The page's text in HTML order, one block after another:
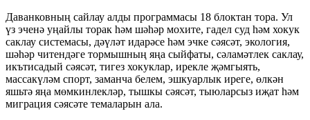
Даванковның сайлау алды программасы 18 блоктан тора. Ул
үз эченә уңайлы торак һәм шәһәр мохите, гадел суд һәм хокук
саклау системасы, дәүләт идарәсе һәм эчке сәясәт, экология,
шәһәр читендәге тормышның яңа сыйфаты, сәламәтлек саклау,
икътисадый сәясәт, тигез хокуклар, ирекле җәмгыять,
массакүләм спорт, заманча белем, эшкуарлык иреге, өлкән
яшьтә яңа мөмкинлекләр, тышкы сәясәт, тыюларсыз иҗат һәм
миграция сәясәте темаларын ала.